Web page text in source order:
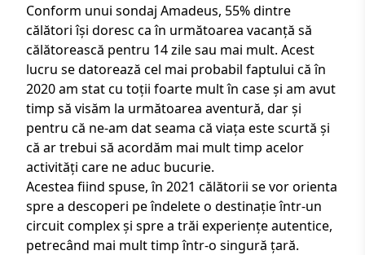
Conform unui sondaj Amadeus, 55% dintre
călători își doresc ca în următoarea vacanță să
călătorească pentru 14 zile sau mai mult. Acest
lucru se datorează cel mai probabil faptului că în
2020 am stat cu toții foarte mult în case și am avut
timp să visăm la următoarea aventură, dar și
pentru că ne-am dat seama că viața este scurtă și
că ar trebui să acordăm mai mult timp acelor
activități care ne aduc bucurie.
Acestea fiind spuse, în 2021 călătorii se vor orienta
spre a descoperi pe îndelete o destinație într-un
circuit complexși spre a trăi experiențe autentice,
petrecând mai mult timp într-o singură țară.